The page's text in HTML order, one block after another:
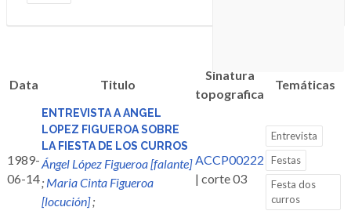
Data Titulo
Sinatura
topografica
Temáticas
1989-
06-14
ENTREVISTA A ANGEL
LOPEZ FIGUEROA SOBRE
LA FIESTA DE LOS CURROS
Ángel López Figueroa [falante]
; Maria Cinta Figueroa
[locución];
ACCP00222
| corte 03
Entrevista
Festas
Festa dos
curros